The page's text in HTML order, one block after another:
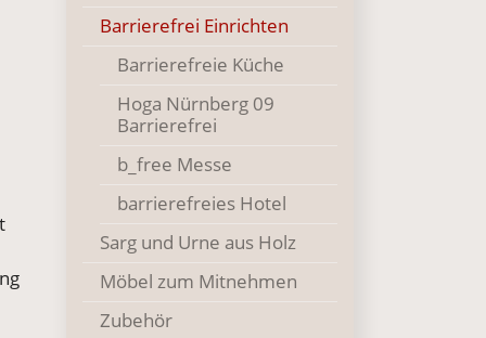
Barrierefrei Einrichten
Barrierefreie Küche
Hoga Nürnberg 09
Barrierefrei
b_free Messe
barrierefreies Hotel
Sarg und Urne aus Holz
Möbel zum Mitnehmen
Zubehör